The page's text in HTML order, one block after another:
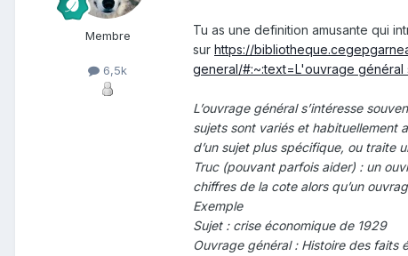
Membre
6,5k
Tu as une definition amusante qui
sur https://
general/#:~:text=L'ouvrage
L’ouvrage général s’intéresse
sujets sont variés et habituellement
d’un sujet plus spécifique, ou traite
Truc (pouvant parfois aider) : un
chiffres de la cote alors qu’un
Exemple
Sujet : crise économique de 1929
Ouvrage général : Histoire des faits